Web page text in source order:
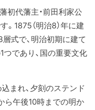
初代藩主・前田利家公
1875（明治8）年に建
層式で、明治初期に建て
であり、国の重要文化
まれ、夕刻のステンド
ら午後10時までの明か